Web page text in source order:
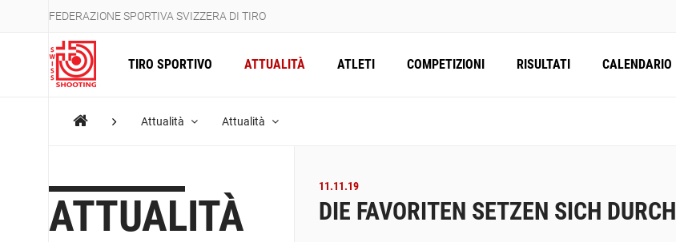
FEDERAZIONE SPORTIVA SVIZZERA DI TIRO
TIRO SPORTIVO ATTUALITÀ ATLETI COMPETIZIONI RISULTATI CALENDARIO
Attualità Attualità
ATTUALITÀ
11.11.19
DIE FAVORITEN SETZEN SICH DURCH